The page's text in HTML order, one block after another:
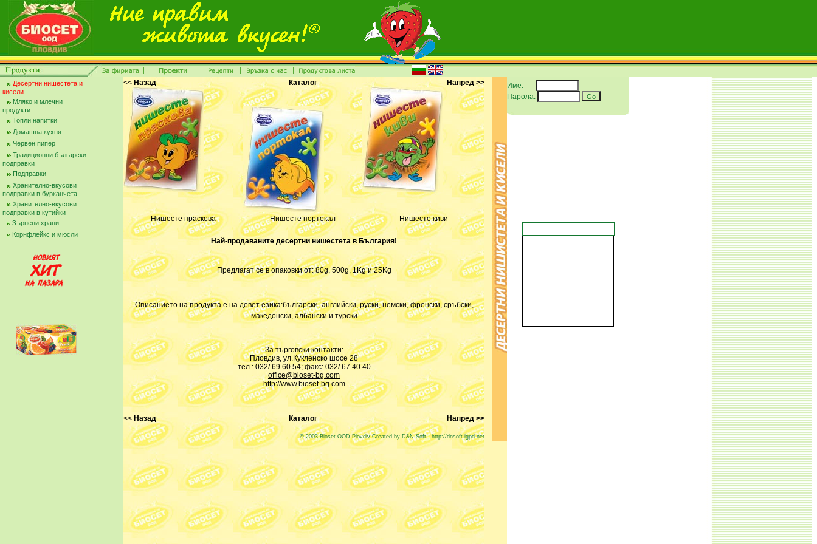
Десертни нишестета и
кисели
Мляко и млечни
продукти
Топли напитки
Домашна кухня
Червен пипер
Традиционни български
подправки
Подправки
Хранително-вкусови
подправки в бурканчета
Хранително-вкусови
подправки в кутийки
Зърнени храни
Корнфлейкс и мюсли
<< Назад Каталог Напред >>
Нишесте праскова Нишесте портокал Нишесте киви
Най-продаваните десертни нишестета в България!
Предлагат се в опаковки от: 80g, 500g, 1Kg и 25Kg
Описанието на продукта е на девет езика:български, английски, руски, немски, френски, сръбски,
македонски, албански и турски
За търговски контакти:
Пловдив, ул.Кукленско шосе 28
тел.: 032/ 69 60 54; факс: 032/ 67 40 40
office@bioset-bg.com
http://www.bioset-bg.com
<< Назад Каталог Напред >>
© 2003 Bioset OOD Plovdiv Created by D&N Soft.http://dnsoft.igpd.net
Име:
Парола: